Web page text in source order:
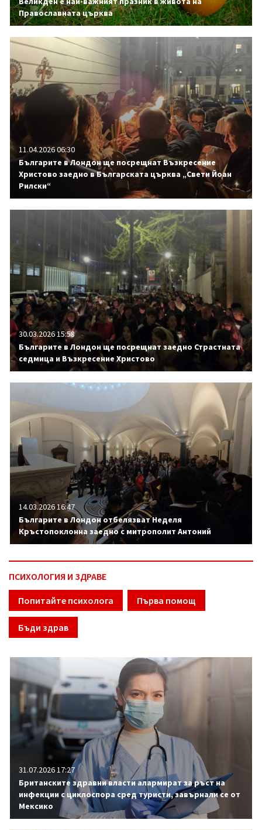
Православната църква
11.04.2026 06:30
Българите в Лондон ще посрещнат Възкресение
Христово заедно в Българската църква „Свети Йоан
Рилски“
30.03.2026 15:58
Българите в Лондон ще посрещнат заедно Страстната
седмица и Възкресение Христово
14.03.2026 16:47
Българите в Лондон отбелязват Неделя
Кръстопоклонна заедно с митрополит Антоний
ПСИХОЛОГИЯ И ЗДРАВЕ
Попитайте психолога Първа помощ
Бъди здрав
31.07.2026 17:27
Британските здравни власти алармират за ръст на
инфекции с циклоспора сред туристи, завърнали се от
Мексико